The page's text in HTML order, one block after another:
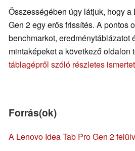
Összességében úgy látjuk, hogy a
Gen 2 egy erős frissítés. A pontos
benchmarkot, eredménytáblázatot
mintaképeket a következő oldalon
táblagépről szóló részletes
Forrás(ok)
A Lenovo Idea Tab Pro Gen 2